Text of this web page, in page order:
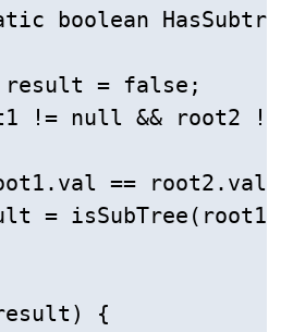
boolean
= false;
!= null && root2 !=
== root2.val)
=
{